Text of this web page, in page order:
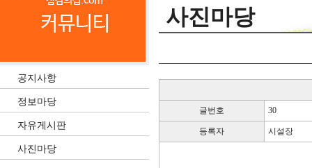
공지사항
정보마당
자유게시판
사진마당
사진마당
글번호 30
등록자 시설장